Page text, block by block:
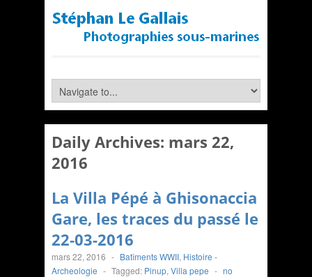
Daily Archives: mars 22,
2016
La Villa Pépé à Ghisonaccia
Gare, les traces du passé le
22-03-2016
mars 22, 2016 - Batîments WWII, Histoire -
Archeologie - Tagged: Pinup, Villa pepe - no